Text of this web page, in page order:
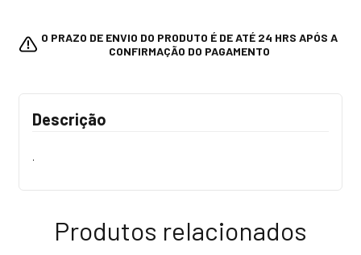
O PRAZO DE ENVIO DO PRODUTO É DE ATÉ 24 HRS APÓS A
CONFIRMAÇÃO DO PAGAMENTO
Descrição
.
Produtos relacionados